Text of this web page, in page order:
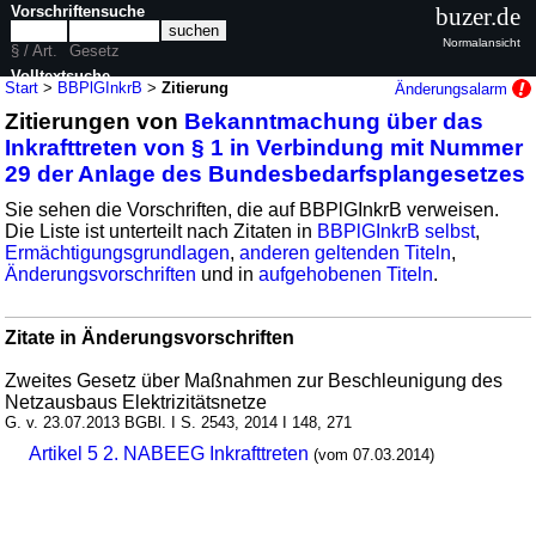
Start > BBPlGInkrB >Zitierung Änderungsalarm
Zitierungen von Bekanntmachung über das
Inkrafttreten von § 1 in Verbindung mit Nummer
29 der Anlage des Bundesbedarfsplangesetzes
Sie sehen die Vorschriften, die auf BBPlGInkrB verweisen.
Die Liste ist unterteilt nach Zitaten in BBPlGInkrB selbst,
Ermächtigungsgrundlagen,anderen geltenden Titeln,
Änderungsvorschriften und inaufgehobenen Titeln.
Zitate in Änderungsvorschriften
Zweites Gesetz über Maßnahmen zur Beschleunigung des
Netzausbaus Elektrizitätsnetze
G. v. 23.07.2013 BGBl. I S. 2543, 2014 I 148, 271
Artikel 5 2. NABEEG Inkrafttreten (vom 07.03.2014)
Vorschriftensuche
§ / Art.
Gesetz
Volltextsuche
nur in BBPlGInkrB
buzer.de
Normalansicht